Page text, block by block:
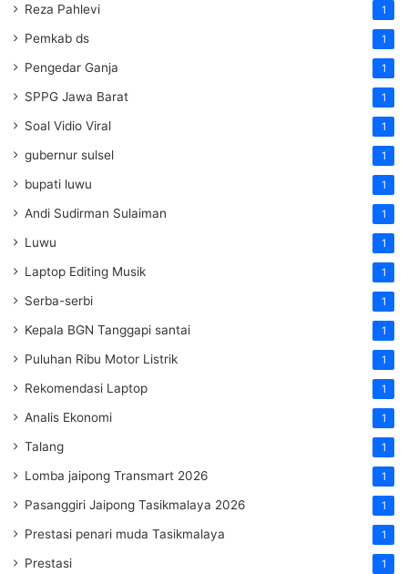
Reza Pahlevi 1
Pemkab ds 1
Pengedar Ganja 1
SPPG Jawa Barat 1
Soal Vidio Viral 1
gubernur sulsel 1
bupati luwu 1
Andi Sudirman Sulaiman 1
Luwu 1
Laptop Editing Musik 1
Serba-serbi 1
Kepala BGN Tanggapi santai 1
Puluhan Ribu Motor Listrik 1
Rekomendasi Laptop 1
Analis Ekonomi 1
Talang 1
Lomba jaipong Transmart 2026 1
Pasanggiri Jaipong Tasikmalaya 2026 1
Prestasi penari muda Tasikmalaya 1
Prestasi 1